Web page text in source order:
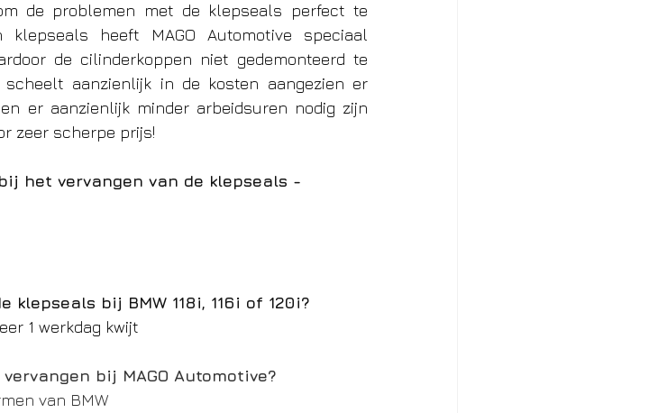
de problemen met de klepseals perfect te
heeft MAGO Automotive speciaal
de cilinderkoppen niet gedemonteerd te
scheelt aanzienlijk in de kosten aangezien er
er aanzienlijk minder arbeidsuren nodig zijn
zeer scherpe prijs!
het vervangen van de klepseals -
bij BMW 118i, 116i of 120i?
1 werkdag kwijt
bij MAGO Automotive?
van BMW